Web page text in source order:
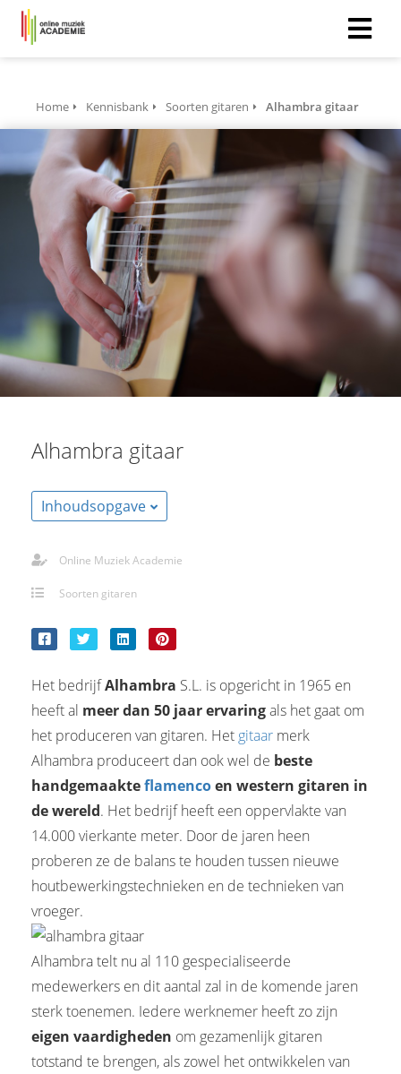
Home Kennisbank Soorten gitaren Alhambra gitaar
Alhambra gitaar
Inhoudsopgave
Online Muziek Academie
Soorten gitaren
Het bedrijfAlhambra S.L. is opgericht in 1965 en
heeft al meer dan 50 jaar ervaringals het gaat om
het produceren van gitaren. Het gitaar merk
Alhambra produceert dan ook wel de beste
handgemaakteflamencoen western gitaren in
de wereld. Het bedrijf heeft een oppervlakte van
14.000 vierkante meter. Door de jaren heen
proberen ze de balans te houden tussen nieuwe
houtbewerkingstechnieken en de technieken van
vroeger.
Alhambra telt nu al 110 gespecialiseerde
medewerkers en dit aantal zal in de komende jaren
sterk toenemen. Iedere werknemer heeft zo zijn
eigen vaardigheden om gezamenlijk gitaren
totstand te brengen, als zowel het ontwikkelen van